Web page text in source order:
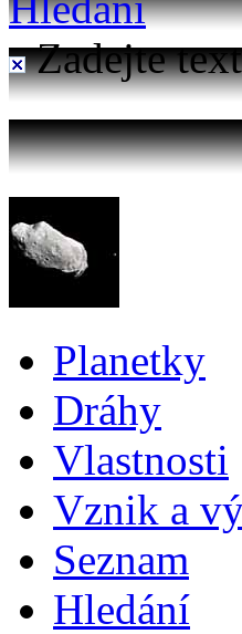
Zadejte
Planetky
Dráhy
Vlastnosti
Vznik a
Seznam
Hledání